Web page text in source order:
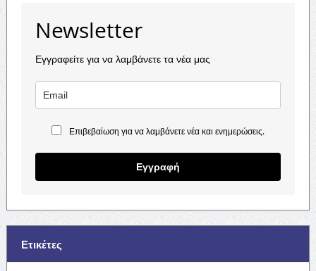
Newsletter
Εγγραφείτε για να λαμβάνετε τα νέα μας
Επιβεβαίωση για να λαμβάνετε νέα και ενημερώσεις.
Εγγραφή
Ετικέτες